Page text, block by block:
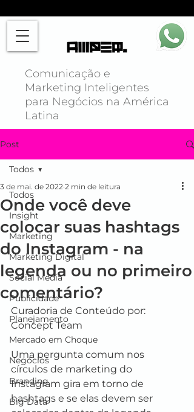
Comunicação e
Marketing Inteligentes
para Negócios na América
Latina
Post
Todos
Insight
Marketing
Marketing Digital
Social Media
Publicidade
Planejamento
Mercado em Choque
Negócios
Branding
Big Data
Todos
Onde você deve
colocar suas hashtags
do Instagram - na
legenda ou no primeiro
comentário?
3 de mai. de 2022 2 min de leitura
Curadoria de Conteúdo por:
Concept Team
Uma pergunta comum nos
círculos de marketing do
Instagram gira em torno de
hashtags e se elas devem ser